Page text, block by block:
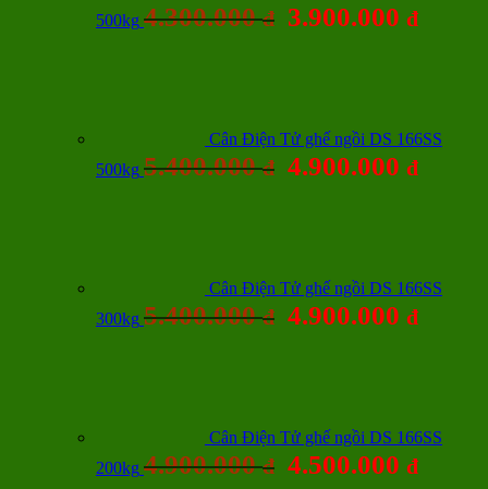
500kg 4.300.000đ 3.900.000 đ
Cân Điện Tử ghế ngồi DS 166SS
500kg 5.400.000đ 4.900.000 đ
Cân Điện Tử ghế ngồi DS 166SS
300kg 5.400.000đ 4.900.000 đ
Cân Điện Tử ghế ngồi DS 166SS
200kg 4.900.000đ 4.500.000 đ